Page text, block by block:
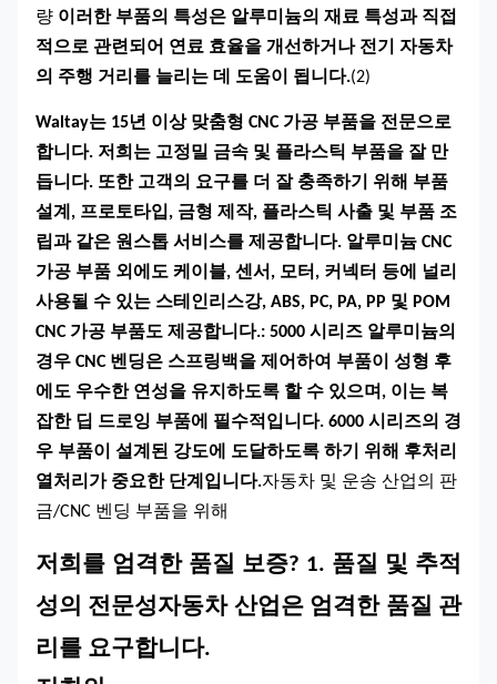
량 이러한 부품의 특성은 알루미늄의 재료 특성과 직접
적으로 관련되어 연료 효율을 개선하거나 전기 자동차
의 주행 거리를 늘리는 데 도움이 됩니다.(2)
Waltay는 15년 이상 맞춤형 CNC 가공 부품을 전문으로
합니다. 저희는 고정밀 금속 및 플라스틱 부품을 잘 만
듭니다. 또한 고객의 요구를 더 잘 충족하기 위해 부품
설계, 프로토타입, 금형 제작, 플라스틱 사출 및 부품 조
립과 같은 원스톱 서비스를 제공합니다. 알루미늄 CNC
가공 부품 외에도 케이블, 센서, 모터, 커넥터 등에 널리
사용될 수 있는 스테인리스강, ABS, PC, PA, PP 및 POM
CNC 가공 부품도 제공합니다.: 5000 시리즈 알루미늄의
경우 CNC 벤딩은 스프링백을 제어하여 부품이 성형 후
에도 우수한 연성을 유지하도록 할 수 있으며, 이는 복
잡한 딥 드로잉 부품에 필수적입니다. 6000 시리즈의 경
우 부품이 설계된 강도에 도달하도록 하기 위해 후처리
열처리가 중요한 단계입니다.자동차 및 운송 산업의 판
금/CNC 벤딩 부품을 위해
저희를 엄격한 품질 보증? 1. 품질 및 추적
성의 전문성자동차 산업은 엄격한 품질 관
리를 요구합니다.